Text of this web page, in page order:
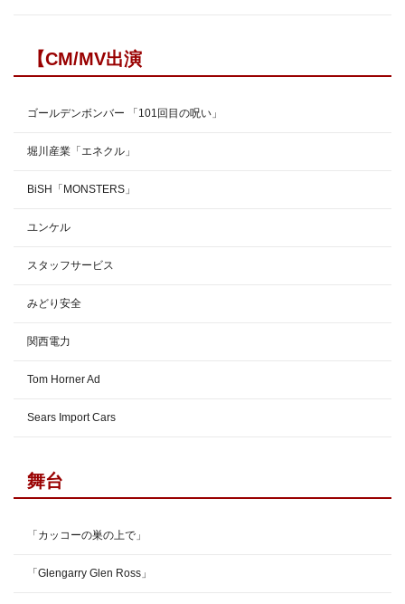
【CM/MV出演
ゴールデンボンバー 「101回目の呪い」
堀川産業「エネクル」
BiSH「MONSTERS」
ユンケル
スタッフサービス
みどり安全
関西電力
Tom Horner Ad
Sears Import Cars
舞台
「カッコーの巣の上で」
「Glengarry Glen Ross」